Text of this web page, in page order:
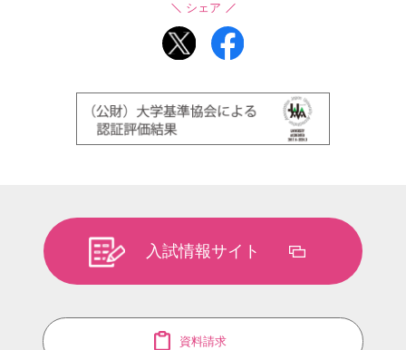
シェア
入試情報サイト
資料請求